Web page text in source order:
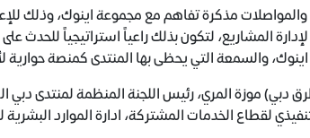
مذكرة تفاهم مع مجموعة اينوك، وذلك
المشاريع، لتكون بذلك راعياً استراتيجياً للحدث
والسمعة التي يحظى بها المنتدى كمنصة حوارية
دبي) موزة المري، رئيس اللجنة المنظمة لمنتدى دبي
لقطاع الخدمات المشتركة، ادارة الموارد